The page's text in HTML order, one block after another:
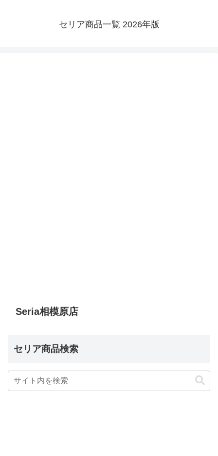
セリア商品一覧 2026年版
Seria相模原店
セリア商品検索